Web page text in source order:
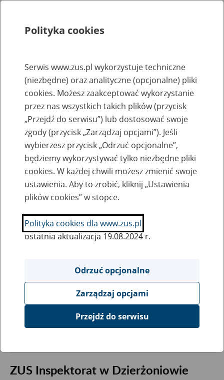
Struktura ZUS
Wyszukiwarka oddziałów ZUS
Nie wiesz gdzie jest zlokalizowany oddział lub
jednostka ZUS? Skorzystaj z wyszukiwarki:
Wyszukaj oddział ZUS
właściwy dla miejsca wystawienia zaświadczenia lekarskiego,
Wpisz kod pocztowy:
ZUS Inspektorat w Dzierżoniowie
Polityka cookies
Serwis www.zus.pl wykorzystuje techniczne
(niezbędne) oraz analityczne (opcjonalne) pliki
cookies. Możesz zaakceptować wykorzystanie
przez nas wszystkich takich plików (przycisk
„Przejdź do serwisu”) lub dostosować swoje
zgody (przycisk „Zarządzaj opcjami”). Jeśli
wybierzesz przycisk „Odrzuć opcjonalne”,
będziemy wykorzystywać tylko niezbędne pliki
cookies. W każdej chwili możesz zmienić swoje
ustawienia. Aby to zrobić, kliknij „Ustawienia
plików cookies” w stopce.
Polityka cookies dla www.zus.pl
ostatnia aktualizacja 19.08.2024 r.
Odrzuć opcjonalne
Zarządzaj opcjami
Przejdź do serwisu